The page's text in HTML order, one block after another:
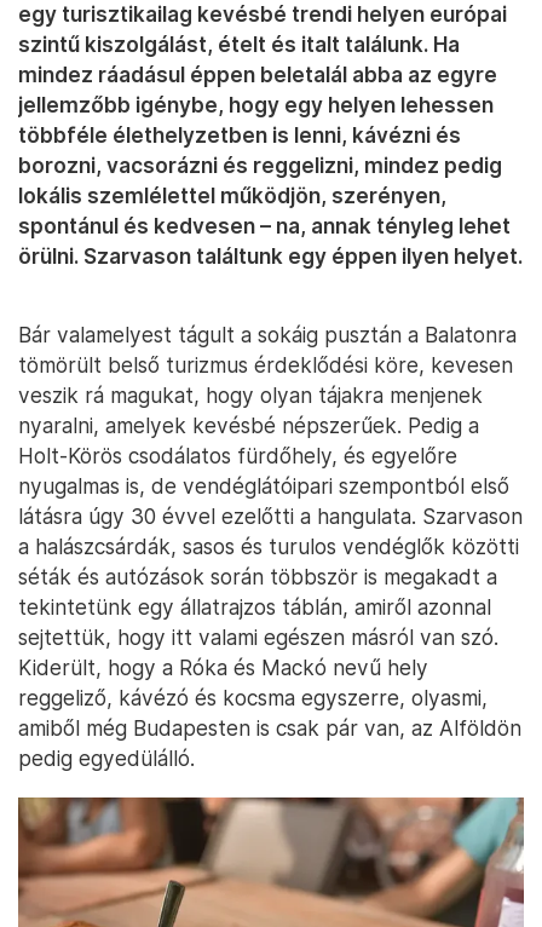
egy turisztikailag kevésbé trendi helyen európai
szintű kiszolgálást, ételt és italt találunk. Ha
mindez ráadásul éppen beletalál abba az egyre
jellemzőbb igénybe, hogy egy helyen lehessen
többféle élethelyzetben is lenni, kávézni és
borozni, vacsorázni és reggelizni, mindez pedig
lokális szemlélettel működjön, szerényen,
spontánul és kedvesen – na, annak tényleg lehet
örülni. Szarvason találtunk egy éppen ilyen helyet.
Bár valamelyest tágult a sokáig pusztán a Balatonra
tömörült belső turizmus érdeklődési köre, kevesen
veszik rá magukat, hogy olyan tájakra menjenek
nyaralni, amelyek kevésbé népszerűek. Pedig a
Holt-Körös csodálatos fürdőhely, és egyelőre
nyugalmas is, de vendéglátóipari szempontból első
látásra úgy 30 évvel ezelőtti a hangulata. Szarvason
a halászcsárdák, sasos és turulos vendéglők közötti
séták és autózások során többször is megakadt a
tekintetünk egy állatrajzos táblán, amiről azonnal
sejtettük, hogy itt valami egészen másról van szó.
Kiderült, hogy a Róka és Mackó nevű hely
reggeliző, kávézó és kocsma egyszerre, olyasmi,
amiből még Budapesten is csak pár van, az Alföldön
pedig egyedülálló.